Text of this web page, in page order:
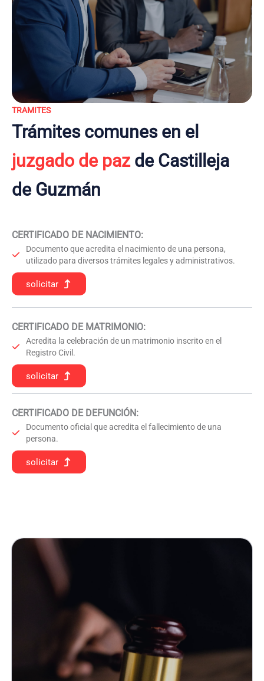
TRAMITES
Trámites comunes en el
juzgado de pazde Castilleja
de Guzmán
CERTIFICADO DE NACIMIENTO:
Documento que acredita el nacimiento de una persona,
utilizado para diversos trámites legales y administrativos.
solicitar
CERTIFICADO DE MATRIMONIO:
Acredita la celebración de un matrimonio inscrito en el
Registro Civil.
solicitar
CERTIFICADO DE DEFUNCIÓN:
Documento oficial que acredita el fallecimiento de una
persona.
solicitar